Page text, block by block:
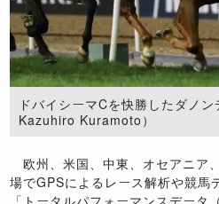
ドバイシーマCを快勝したダノ
Kazuhiro Kuramoto）
欧州、米国、中東、オセアニア
場でGPSによるレース解析や競馬